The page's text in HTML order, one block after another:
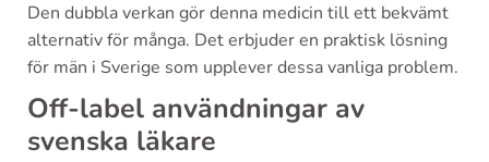
Den dubbla verkan gör denna medicin till ett bekvämt
alternativ för många. Det erbjuder en praktisk lösning
för män i Sverige som upplever dessa vanliga problem.
Off-label användningar av
svenska läkare